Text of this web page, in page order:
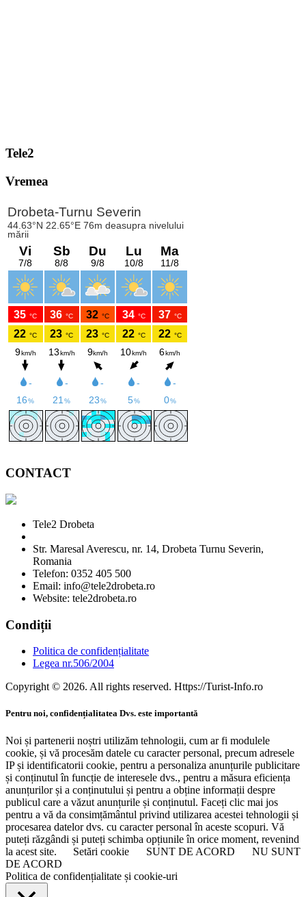
Tele2
Vremea
CONTACT
Tele2 Drobeta
Str. Maresal Averescu, nr. 14, Drobeta Turnu Severin,
Romania
Telefon: 0352 405 500
Email: info@tele2drobeta.ro
Website: tele2drobeta.ro
Condiții
Politica de confidențialitate
Legea nr.506/2004
Copyright © 2026. All rights reserved. Https://Turist-Info.ro
Pentru noi, confidențialitatea Dvs. este importantă
Noi și partenerii noștri utilizăm tehnologii, cum ar fi modulele
cookie, și vă procesăm datele cu caracter personal, precum adresele
IP și identificatorii cookie, pentru a personaliza anunțurile publicitare
și conținutul în funcție de interesele dvs., pentru a măsura eficiența
anunțurilor și a conținutului și pentru a obține informații despre
publicul care a văzut anunțurile și conținutul. Faceți clic mai jos
pentru a vă da consimțământul privind utilizarea acestei tehnologii și
procesarea datelor dvs. cu caracter personal în aceste scopuri. Vă
puteți răzgândi și puteți schimba opțiunile în orice moment, revenind
la acest site.
Setări cookie SUNT DE ACORD
NU SUNT
DE ACORD
Politica de confidențialitate și cookie-uri